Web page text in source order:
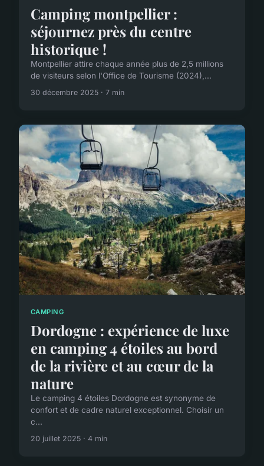
Camping montpellier :
séjournez près du centre
historique !
Montpellier attire chaque année plus de 2,5 millions
de visiteurs selon l'Office de Tourisme (2024),...
30 décembre 2025 · 7 min
CAMPING
Dordogne : expérience de luxe
en camping 4 étoiles au bord
de la rivière et au cœur de la
nature
Le camping 4 étoiles Dordogne est synonyme de
confort et de cadre naturel exceptionnel. Choisir un
c...
20 juillet 2025 · 4 min